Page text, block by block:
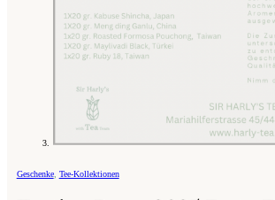
Geschenke, Tee-Kollektionen